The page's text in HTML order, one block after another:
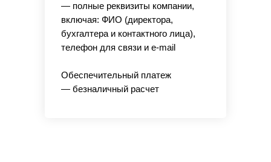
— полные реквизиты компании,
включая: ФИО (директора,
бухгалтера и контактного лица),
телефон для связи и e-mail
Обеспечительный платеж
— безналичный расчет